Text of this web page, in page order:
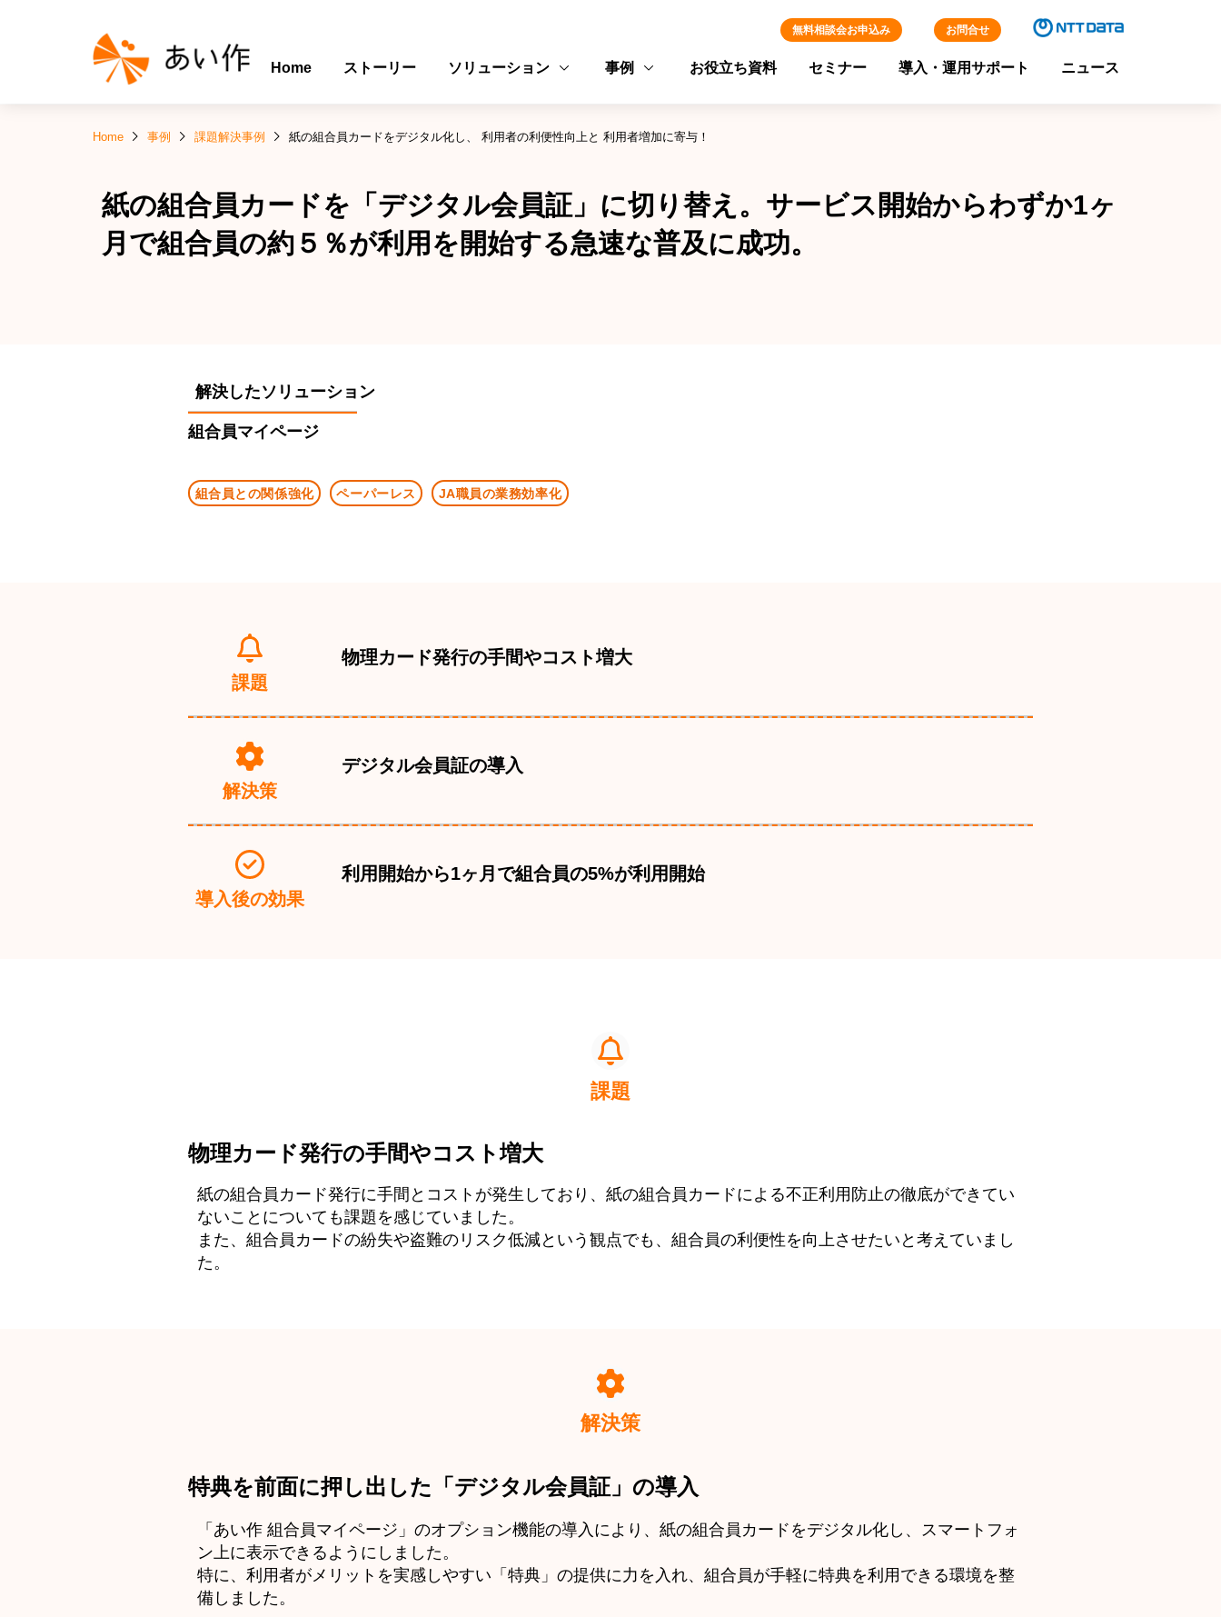
無料相談会お申込み お問合せ
Home ストーリー ソリューション 事例 お役立ち資料 セミナー 導入・運用サポート ニュース
Home 事例 課題解決事例 紙の組合員カードをデジタル化し、 利用者の利便性向上と 利用者増加に寄与！
紙の組合員カードを「デジタル会員証」に切り替え。サービス開始からわずか1ヶ
月で組合員の約５％が利用を開始する急速な普及に成功。
解決したソリューション
組合員マイページ
組合員との関係強化 ペーパーレス JA職員の業務効率化
課題
物理カード発行の手間やコスト増大
解決策
デジタル会員証の導入
導入後の効果
利用開始から1ヶ月で組合員の5%が利用開始
課題
物理カード発行の手間やコスト増大
紙の組合員カード発行に手間とコストが発生しており、紙の組合員カードによる不正利用防止の徹底ができてい
ないことについても課題を感じていました。
また、組合員カードの紛失や盗難のリスク低減という観点でも、組合員の利便性を向上させたいと考えていまし
た。
解決策
特典を前面に押し出した「デジタル会員証」の導入
「あい作 組合員マイページ」のオプション機能の導入により、紙の組合員カードをデジタル化し、スマートフォ
ン上に表示できるようにしました。
特に、利用者がメリットを実感しやすい「特典」の提供に力を入れ、組合員が手軽に特典を利用できる環境を整
備しました。